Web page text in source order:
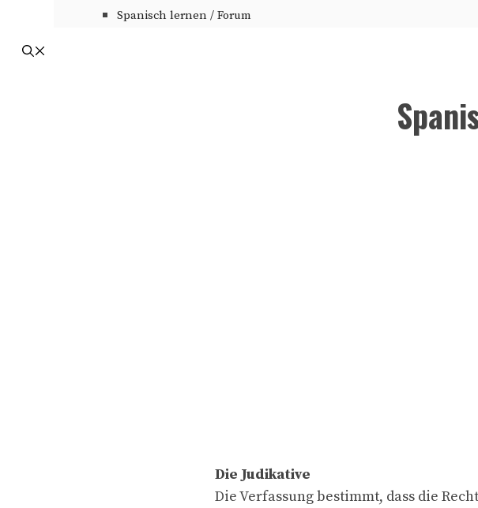
Spanisch lernen / Forum
Die Judikative
Die Verfassung bestimmt, dass die